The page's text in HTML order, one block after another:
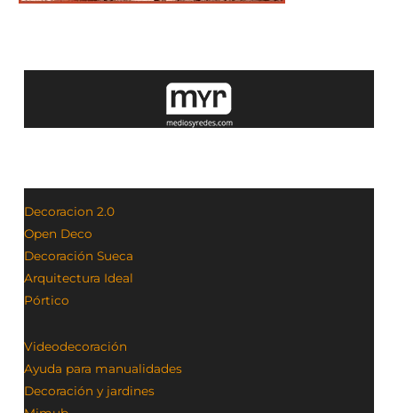
Decoracion 2.0
Open Deco
Decoración Sueca
Arquitectura Ideal
Pórtico
Videodecoración
Ayuda para manualidades
Decoración y jardines